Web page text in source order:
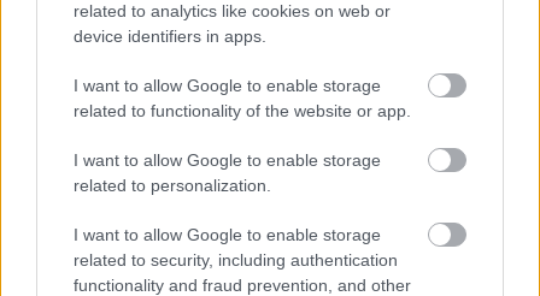
related to analytics like cookies on web or
device identifiers in apps.
I want to allow Google to enable storage
related to functionality of the website or app.
I want to allow Google to enable storage
related to personalization.
I want to allow Google to enable storage
related to security, including authentication
functionality and fraud prevention, and other
Megosztás
Küldés
Messengeren